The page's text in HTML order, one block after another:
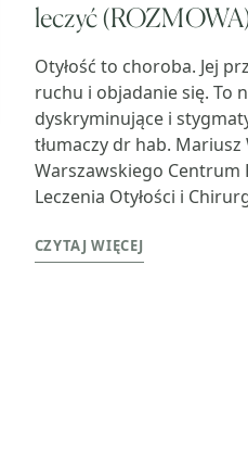
leczyć
Otyłość to choroba. Jej
ruchu i objadanie się. To
dyskryminujące i
tłumaczy dr hab. Mariusz
Warszawskiego Centrum
Leczenia Otyłości i
CZYTAJ WIĘCEJ